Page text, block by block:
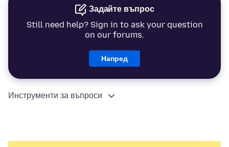
Задайте въпрос
Still need help? Sign in to ask your question
on our forums.
Напред
Инструменти за въпроси